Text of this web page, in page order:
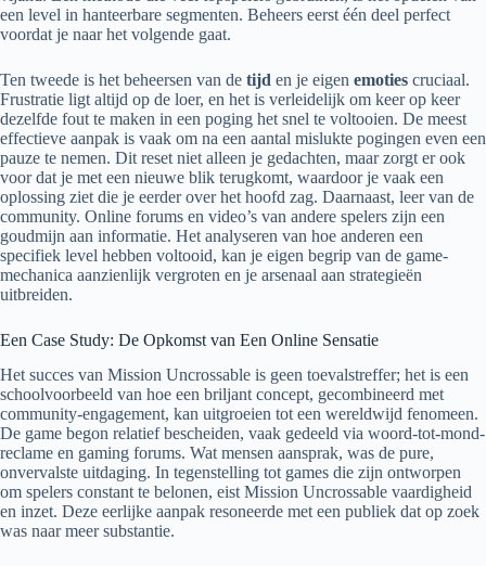
een level in hanteerbare segmenten. Beheers eerst één deel perfect
voordat je naar het volgende gaat.
Ten tweede is het beheersen van de tijd en je eigen emoties cruciaal.
Frustratie ligt altijd op de loer, en het is verleidelijk om keer op keer
dezelfde fout te maken in een poging het snel te voltooien. De meest
effectieve aanpak is vaak om na een aantal mislukte pogingen even een
pauze te nemen. Dit reset niet alleen je gedachten, maar zorgt er ook
voor dat je met een nieuwe blik terugkomt, waardoor je vaak een
oplossing ziet die je eerder over het hoofd zag. Daarnaast, leer van de
community. Online forums en video’s van andere spelers zijn een
goudmijn aan informatie. Het analyseren van hoe anderen een
specifiek level hebben voltooid, kan je eigen begrip van de game-
mechanica aanzienlijk vergroten en je arsenaal aan strategieën
uitbreiden.
Een Case Study: De Opkomst van Een Online Sensatie
Het succes van Mission Uncrossable is geen toevalstreffer; het is een
schoolvoorbeeld van hoe een briljant concept, gecombineerd met
community-engagement, kan uitgroeien tot een wereldwijd fenomeen.
De game begon relatief bescheiden, vaak gedeeld via woord-tot-mond-
reclame en gaming forums. Wat mensen aansprak, was de pure,
onvervalste uitdaging. In tegenstelling tot games die zijn ontworpen
om spelers constant te belonen, eist Mission Uncrossable vaardigheid
en inzet. Deze eerlijke aanpak resoneerde met een publiek dat op zoek
was naar meer substantie.